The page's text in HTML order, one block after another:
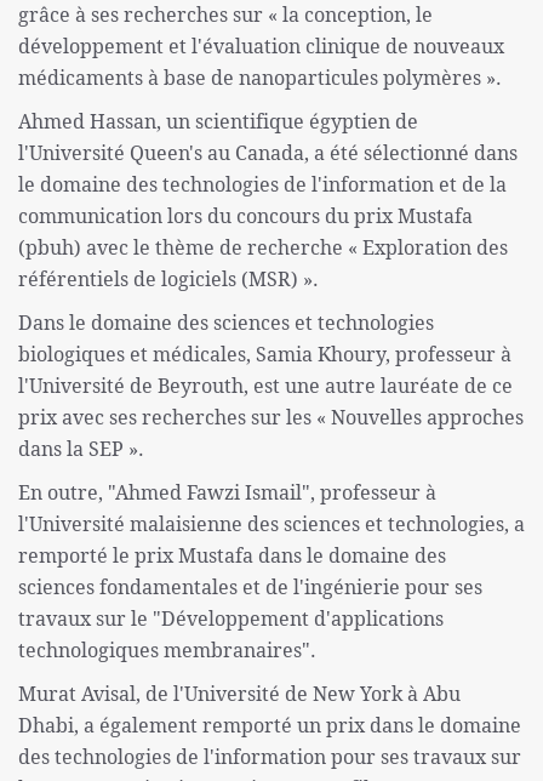
grâce à ses recherches sur « la conception, le
développement et l'évaluation clinique de nouveaux
médicaments à base de nanoparticules polymères ».
Ahmed Hassan, un scientifique égyptien de
l'Université Queen's au Canada, a été sélectionné dans
le domaine des technologies de l'information et de la
communication lors du concours du prix Mustafa
(pbuh) avec le thème de recherche « Exploration des
référentiels de logiciels (MSR) ».
Dans le domaine des sciences et technologies
biologiques et médicales, Samia Khoury, professeur à
l'Université de Beyrouth, est une autre lauréate de ce
prix avec ses recherches sur les « Nouvelles approches
dans la SEP ».
En outre, "Ahmed Fawzi Ismail", professeur à
l'Université malaisienne des sciences et technologies, a
remporté le prix Mustafa dans le domaine des
sciences fondamentales et de l'ingénierie pour ses
travaux sur le "Développement d'applications
technologiques membranaires".
Murat Avisal, de l'Université de New York à Abu
Dhabi, a également remporté un prix dans le domaine
des technologies de l'information pour ses travaux sur